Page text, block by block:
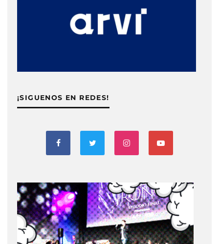
¡SIGUENOS EN REDES!